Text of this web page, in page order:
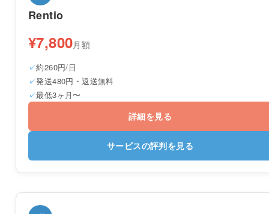
Rentio
¥7,800月額
約260円/日
発送480円・返送無料
最低3ヶ月〜
詳細を見る
サービスの評判を見る